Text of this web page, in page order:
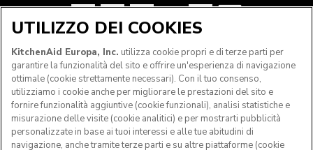
SEGUICI
UTILIZZO DEI COOKIES
KitchenAid Europa, Inc. utilizza cookie propri e di terze parti per
garantire la funzionalità del sito e offrire un'esperienza di navigazione
ottimale (cookie strettamente necessari). Con il tuo consenso,
utilizziamo i cookie anche per migliorare le prestazioni del sito e
fornire funzionalità aggiuntive (cookie funzionali), analisi statistiche e
misurazione delle visite (cookie analitici) e per mostrarti pubblicità
personalizzate in base ai tuoi interessi e alle tue abitudini di
navigazione, anche tramite terze parti e su altre piattaforme (cookie